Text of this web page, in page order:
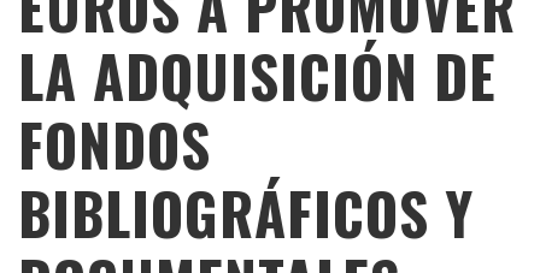
LA ADQUISICIÓN DE
FONDOS
BIBLIOGRÁFICOS Y